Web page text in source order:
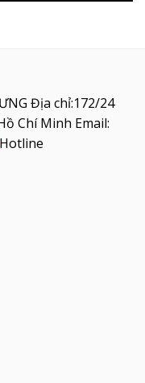
Địa chỉ:172/24
Chí Minh Email:
Hotline